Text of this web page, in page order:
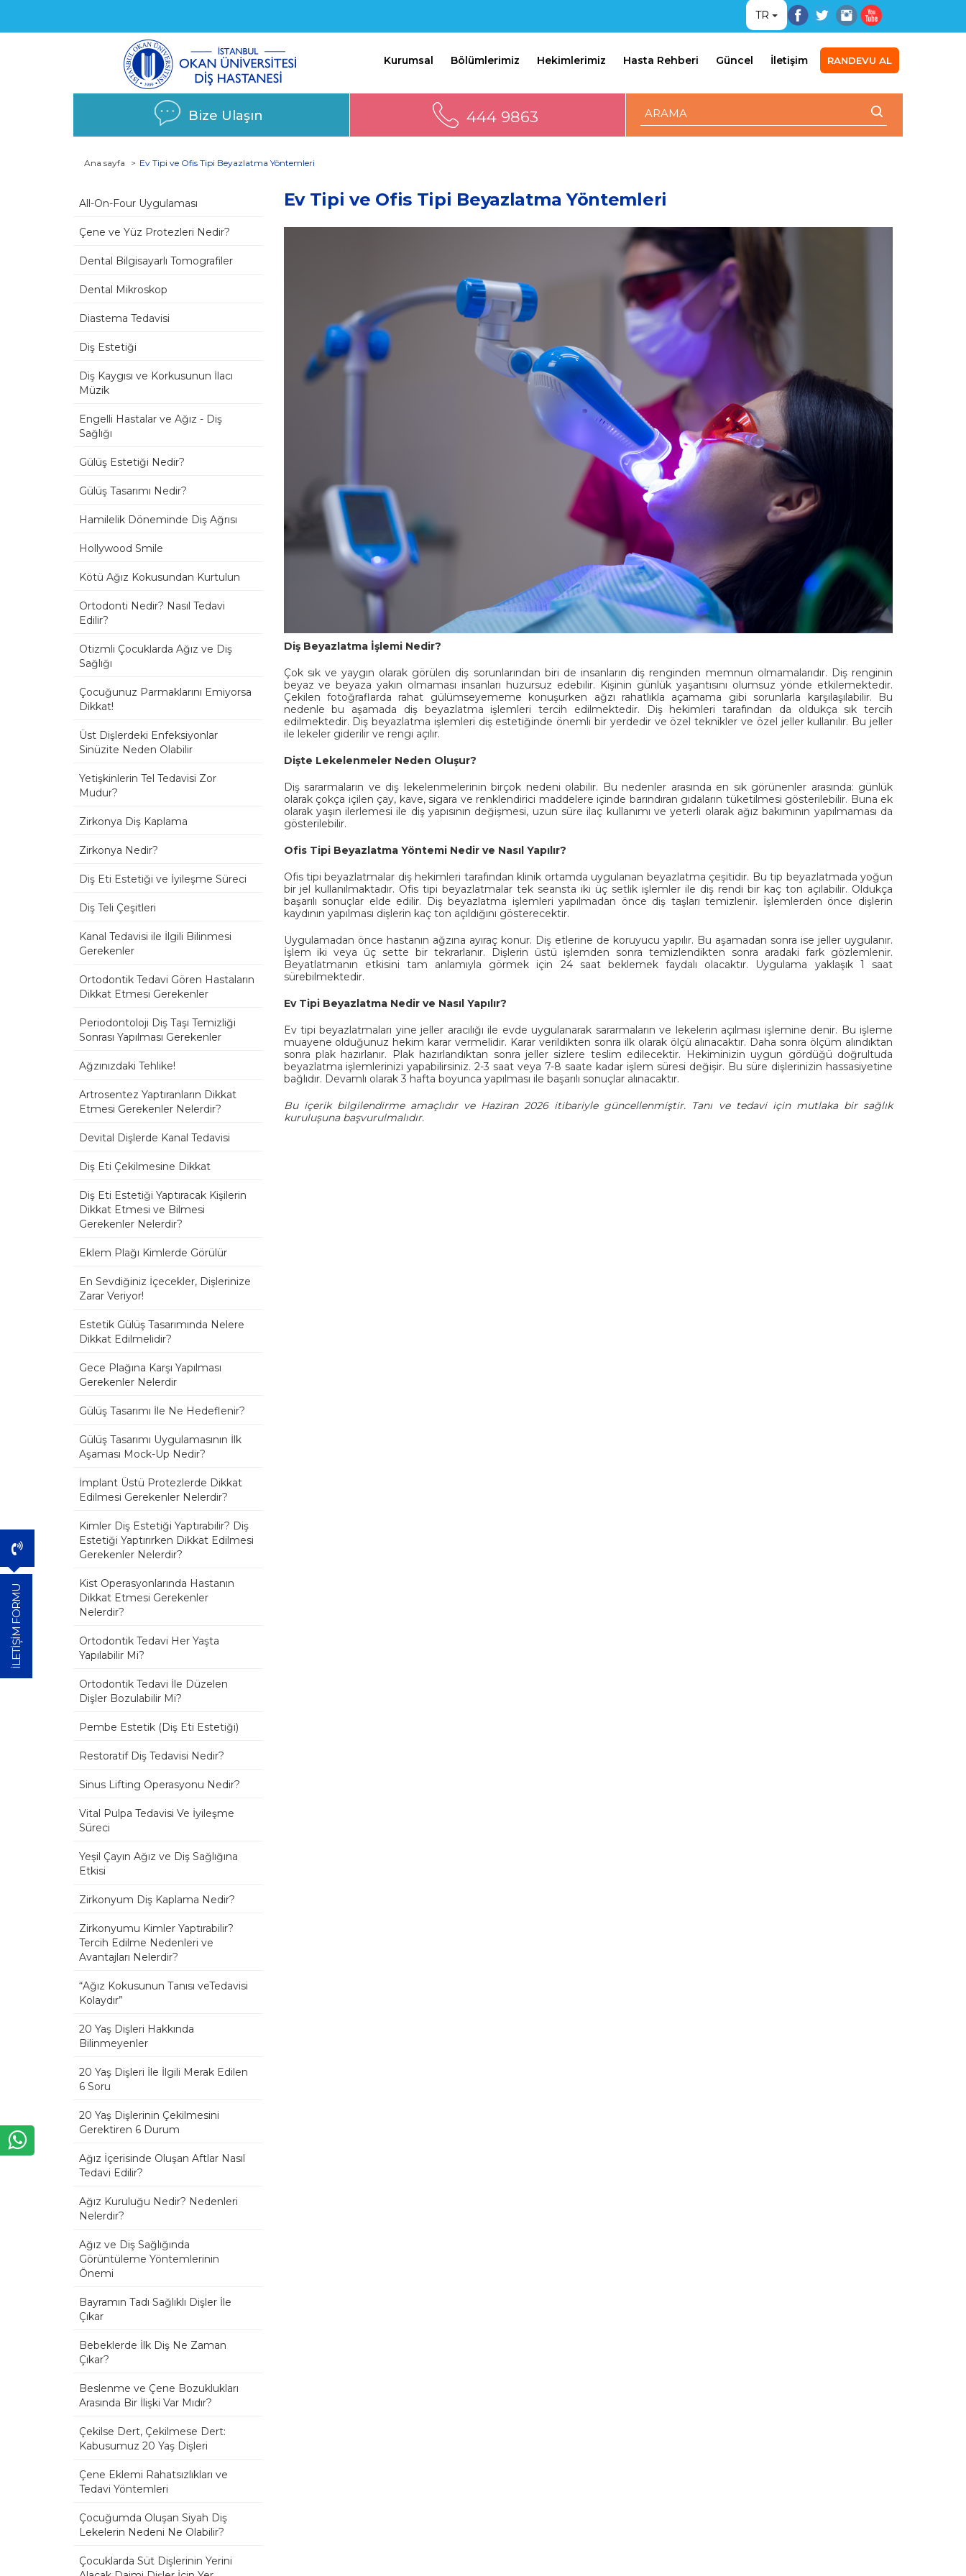
İLETİŞİM FORMU
TR
Kurumsal Bölümlerimiz Hekimlerimiz Hasta Rehberi Güncel İletişim RANDEVU AL
Bize Ulaşın 444 9863
Ana sayfa Ev Tipi ve Ofis Tipi Beyazlatma Yöntemleri
All-On-Four Uygulaması
Çene ve Yüz Protezleri Nedir?
Dental Bilgisayarlı Tomografiler
Dental Mikroskop
Diastema Tedavisi
Diş Estetiği
Diş Kaygısı ve Korkusunun İlacı
Müzik
Engelli Hastalar ve Ağız - Diş
Sağlığı
Gülüş Estetiği Nedir?
Gülüş Tasarımı Nedir?
Hamilelik Döneminde Diş Ağrısı
Hollywood Smile
Kötü Ağız Kokusundan Kurtulun
Ortodonti Nedir? Nasıl Tedavi
Edilir?
Otizmli Çocuklarda Ağız ve Diş
Sağlığı
Çocuğunuz Parmaklarını Emiyorsa
Dikkat!
Üst Dişlerdeki Enfeksiyonlar
Sinüzite Neden Olabilir
Yetişkinlerin Tel Tedavisi Zor
Mudur?
Zirkonya Diş Kaplama
Zirkonya Nedir?
Diş Eti Estetiği ve İyileşme Süreci
Diş Teli Çeşitleri
Kanal Tedavisi ile İlgili Bilinmesi
Gerekenler
Ortodontik Tedavi Gören Hastaların
Dikkat Etmesi Gerekenler
Periodontoloji Diş Taşı Temizliği
Sonrası Yapılması Gerekenler
Ağzınızdaki Tehlike!
Artrosentez Yaptıranların Dikkat
Etmesi Gerekenler Nelerdir?
Devital Dişlerde Kanal Tedavisi
Diş Eti Çekilmesine Dikkat
Diş Eti Estetiği Yaptıracak Kişilerin
Dikkat Etmesi ve Bilmesi
Gerekenler Nelerdir?
Eklem Plağı Kimlerde Görülür
En Sevdiğiniz İçecekler, Dişlerinize
Zarar Veriyor!
Estetik Gülüş Tasarımında Nelere
Dikkat Edilmelidir?
Gece Plağına Karşı Yapılması
Gerekenler Nelerdir
Gülüş Tasarımı İle Ne Hedeflenir?
Gülüş Tasarımı Uygulamasının İlk
Aşaması Mock-Up Nedir?
İmplant Üstü Protezlerde Dikkat
Edilmesi Gerekenler Nelerdir?
Kimler Diş Estetiği Yaptırabilir? Diş
Estetiği Yaptırırken Dikkat Edilmesi
Gerekenler Nelerdir?
Kist Operasyonlarında Hastanın
Dikkat Etmesi Gerekenler
Nelerdir?
Ortodontik Tedavi Her Yaşta
Yapılabilir Mi?
Ortodontik Tedavi İle Düzelen
Dişler Bozulabilir Mi?
Pembe Estetik (Diş Eti Estetiği)
Restoratif Diş Tedavisi Nedir?
Sinus Lifting Operasyonu Nedir?
Vital Pulpa Tedavisi Ve İyileşme
Süreci
Yeşil Çayın Ağız ve Diş Sağlığına
Etkisi
Zirkonyum Diş Kaplama Nedir?
Zirkonyumu Kimler Yaptırabilir?
Tercih Edilme Nedenleri ve
Avantajları Nelerdir?
“Ağız Kokusunun Tanısı veTedavisi
Kolaydır”
20 Yaş Dişleri Hakkında
Bilinmeyenler
20 Yaş Dişleri İle İlgili Merak Edilen
6 Soru
20 Yaş Dişlerinin Çekilmesini
Gerektiren 6 Durum
Ağız İçerisinde Oluşan Aftlar Nasıl
Tedavi Edilir?
Ağız Kuruluğu Nedir? Nedenleri
Nelerdir?
Ağız ve Diş Sağlığında
Görüntüleme Yöntemlerinin
Önemi
Bayramın Tadı Sağlıklı Dişler İle
Çıkar
Bebeklerde İlk Diş Ne Zaman
Çıkar?
Beslenme ve Çene Bozuklukları
Arasında Bir İlişki Var Mıdır?
Çekilse Dert, Çekilmese Dert:
Kabusumuz 20 Yaş Dişleri
Çene Eklemi Rahatsızlıkları ve
Tedavi Yöntemleri
Çocuğumda Oluşan Siyah Diş
Lekelerin Nedeni Ne Olabilir?
Çocuklarda Süt Dişlerinin Yerini
Ev Tipi ve Ofis Tipi Beyazlatma Yöntemleri
Diş Beyazlatma İşlemi Nedir?
Çok sık ve yaygın olarak görülen diş sorunlarından biri de insanların diş renginden memnun olmamalarıdır. Diş renginin
beyaz ve beyaza yakın olmaması insanları huzursuz edebilir. Kişinin günlük yaşantısını olumsuz yönde etkilemektedir.
Çekilen fotoğraflarda rahat gülümseyememe konuşurken ağzı rahatlıkla açamama gibi sorunlarla karşılaşılabilir. Bu
nedenle bu aşamada diş beyazlatma işlemleri tercih edilmektedir. Diş hekimleri tarafından da oldukça sık tercih
edilmektedir. Diş beyazlatma işlemleri diş estetiğinde önemli bir yerdedir ve özel teknikler ve özel jeller kullanılır. Bu jeller
ile lekeler giderilir ve rengi açılır.
Dişte Lekelenmeler Neden Oluşur?
Diş sararmaların ve diş lekelenmelerinin birçok nedeni olabilir. Bu nedenler arasında en sık görünenler arasında: günlük
olarak çokça içilen çay, kave, sigara ve renklendirici maddelere içinde barındıran gıdaların tüketilmesi gösterilebilir. Buna ek
olarak yaşın ilerlemesi ile diş yapısının değişmesi, uzun süre ilaç kullanımı ve yeterli olarak ağız bakımının yapılmaması da
gösterilebilir.
Ofis Tipi Beyazlatma Yöntemi Nedir ve Nasıl Yapılır?
Ofis tipi beyazlatmalar diş hekimleri tarafından klinik ortamda uygulanan beyazlatma çeşitidir. Bu tip beyazlatmada yoğun
bir jel kullanılmaktadır. Ofis tipi beyazlatmalar tek seansta iki üç setlik işlemler ile diş rendi bir kaç ton açılabilir. Oldukça
başarılı sonuçlar elde edilir. Diş beyazlatma işlemleri yapılmadan önce diş taşları temizlenir. İşlemlerden önce dişlerin
kaydının yapılması dişlerin kaç ton açıldığını gösterecektir.
Uygulamadan önce hastanın ağzına ayıraç konur. Diş etlerine de koruyucu yapılır. Bu aşamadan sonra ise jeller uygulanır.
İşlem iki veya üç sette bir tekrarlanır. Dişlerin üstü işlemden sonra temizlendikten sonra aradaki fark gözlemlenir.
Beyatlatmanın etkisini tam anlamıyla görmek için 24 saat beklemek faydalı olacaktır. Uygulama yaklaşık 1 saat
sürebilmektedir.
Ev Tipi Beyazlatma Nedir ve Nasıl Yapılır?
Ev tipi beyazlatmaları yine jeller aracılığı ile evde uygulanarak sararmaların ve lekelerin açılması işlemine denir. Bu işleme
muayene olduğunuz hekim karar vermelidir. Karar verildikten sonra ilk olarak ölçü alınacaktır. Daha sonra ölçüm alındıktan
sonra plak hazırlanır. Plak hazırlandıktan sonra jeller sizlere teslim edilecektir. Hekiminizin uygun gördüğü doğrultuda
beyazlatma işlemlerinizi yapabilirsiniz. 2-3 saat veya 7-8 saate kadar işlem süresi değişir. Bu süre dişlerinizin hassasiyetine
bağlıdır. Devamlı olarak 3 hafta boyunca yapılması ile başarılı sonuçlar alınacaktır.
Bu içerik bilgilendirme amaçlıdır ve Haziran 2026 itibariyle güncellenmiştir. Tanı ve tedavi için mutlaka bir sağlık
kuruluşuna başvurulmalıdır.